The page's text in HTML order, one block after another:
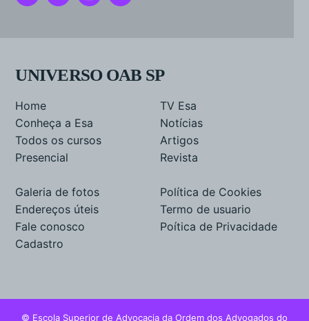
UNIVERSO OAB SP
Home
Conheça a Esa
Todos os cursos
Presencial
TV Esa
Notícias
Artigos
Revista
Galeria de fotos
Endereços úteis
Fale conosco
Cadastro
Política de Cookies
Termo de usuario
Poítica de Privacidade
© Escola Superior de Advocacia da Ordem dos Advogados do